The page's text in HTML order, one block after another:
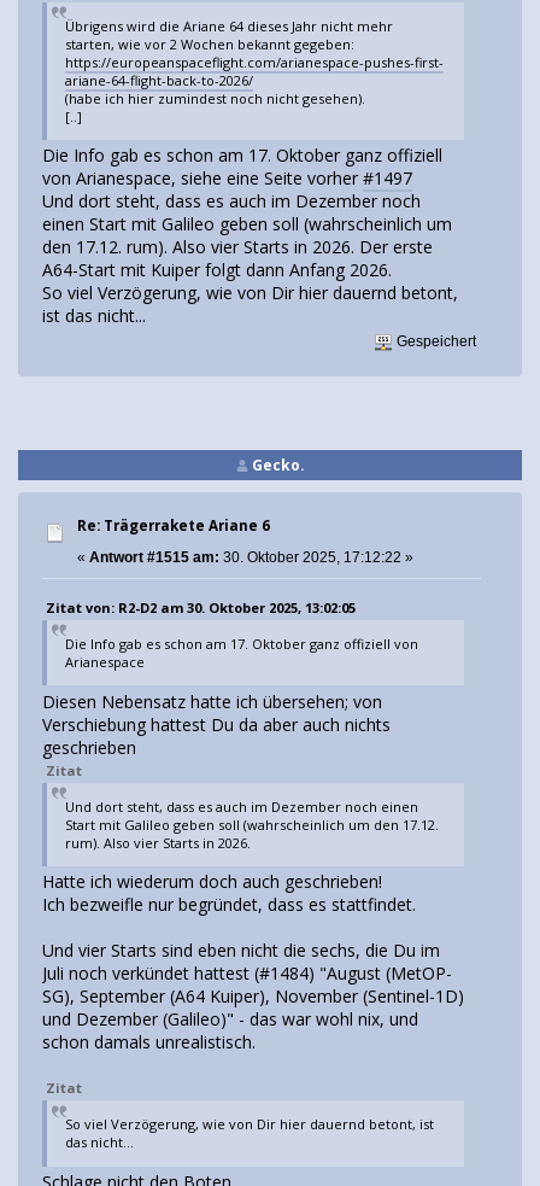
Übrigens wird die Ariane 64 dieses Jahr nicht mehr
starten, wie vor 2 Wochen bekannt gegeben:
https://europeanspaceflight.com/arianespace-pushes-first-
ariane-64-flight-back-to-2026/
(habe ich hier zumindest noch nicht gesehen).
[..]
Die Info gab es schon am 17. Oktober ganz offiziell
von Arianespace, siehe eine Seite vorher #1497
Und dort steht, dass es auch im Dezember noch
einen Start mit Galileo geben soll (wahrscheinlich um
den 17.12. rum). Also vier Starts in 2026. Der erste
A64-Start mit Kuiper folgt dann Anfang 2026.
So viel Verzögerung, wie von Dir hier dauernd betont,
ist das nicht...
Gespeichert
Gecko.
Re: Trägerrakete Ariane 6
« Antwort #1515 am: 30. Oktober 2025, 17:12:22 »
Zitat von: R2-D2 am 30. Oktober 2025, 13:02:05
Die Info gab es schon am 17. Oktober ganz offiziell von
Arianespace
Diesen Nebensatz hatte ich übersehen; von
Verschiebung hattest Du da aber auch nichts
geschrieben
Zitat
Und dort steht, dass es auch im Dezember noch einen
Start mit Galileo geben soll (wahrscheinlich um den 17.12.
rum). Also vier Starts in 2026.
Hatte ich wiederum doch auch geschrieben!
Ich bezweifle nur begründet, dass es stattfindet.
Und vier Starts sind eben nicht die sechs, die Du im
Juli noch verkündet hattest (#1484) "August (MetOP-
SG), September (A64 Kuiper), November (Sentinel-1D)
und Dezember (Galileo)" - das war wohl nix, und
schon damals unrealistisch.
Zitat
So viel Verzögerung, wie von Dir hier dauernd betont, ist
das nicht...